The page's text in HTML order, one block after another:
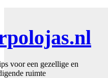
voor een gezellige en
ruimte